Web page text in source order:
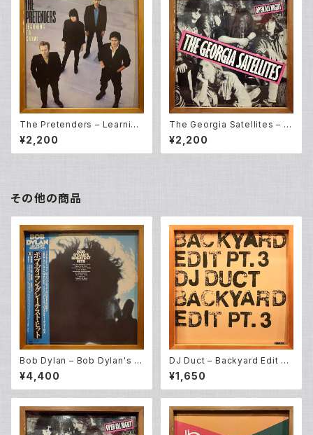
The Pretenders – Learning
To Crawl (LP)
¥2,200
The Georgia Satellites – O
pen All Night (LP)
¥2,200
その他の商品
Bob Dylan – Bob Dylan's G
reatest Hits (LP)
¥4,400
DJ Duct ‎– Backyard Edit Pt.
3 (12EP)
¥1,650